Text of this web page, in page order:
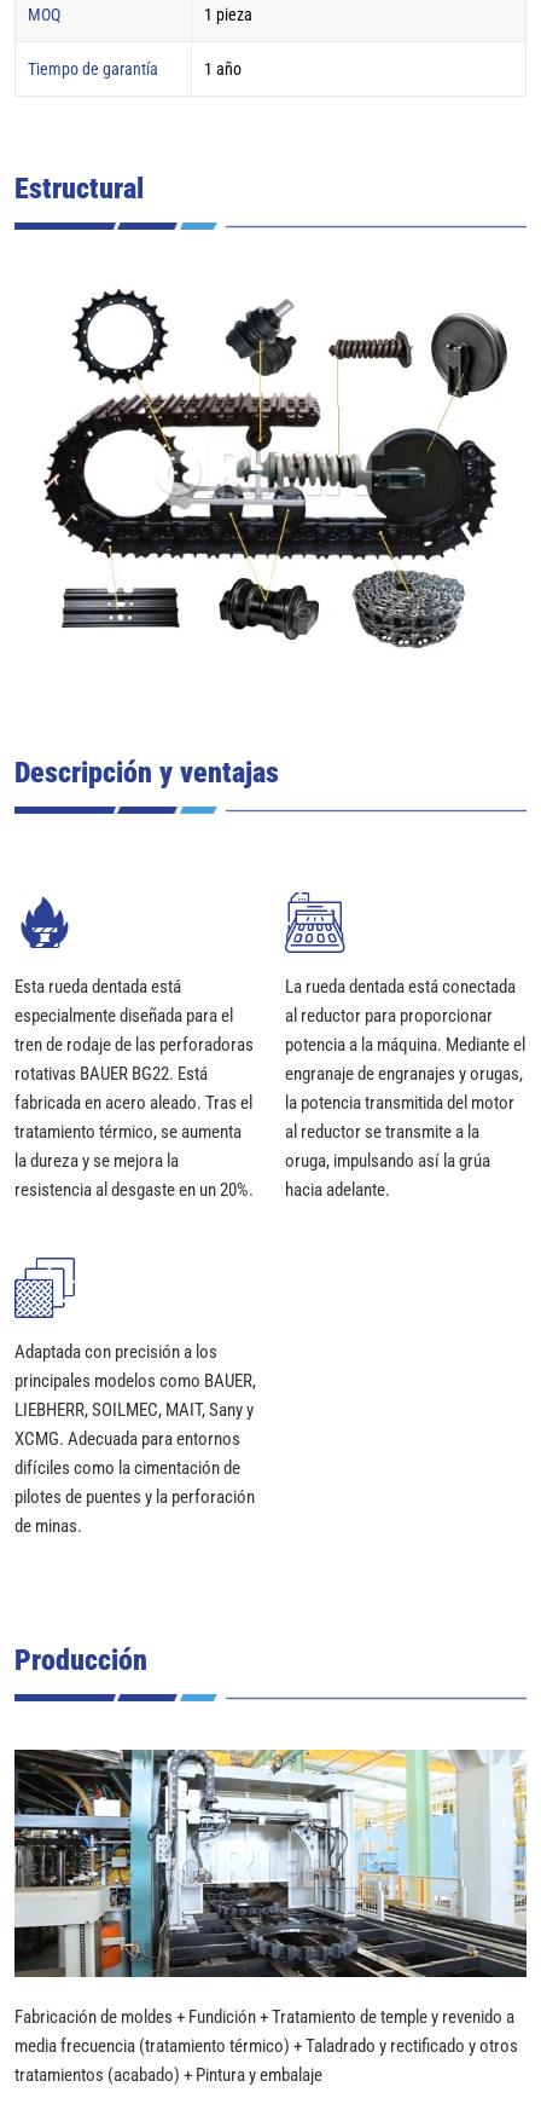
MOQ 1 pieza
Tiempo de garantía 1 año
Estructural
Descripción y ventajas
Esta rueda dentada está
especialmente diseñada para el
tren de rodaje de las perforadoras
rotativas BAUER BG22. Está
fabricada en acero aleado. Tras el
tratamiento térmico, se aumenta
la dureza y se mejora la
resistencia al desgaste en un 20%.
La rueda dentada está conectada
al reductor para proporcionar
potencia a la máquina. Mediante el
engranaje de engranajes y orugas,
la potencia transmitida del motor
al reductor se transmite a la
oruga, impulsando así la grúa
hacia adelante.
Adaptada con precisión a los
principales modelos como BAUER,
LIEBHERR, SOILMEC, MAIT, Sany y
XCMG. Adecuada para entornos
difíciles como la cimentación de
pilotes de puentes y la perforación
de minas.
Producción
Fabricación de moldes + Fundición + Tratamiento de temple y revenido a
media frecuencia (tratamiento térmico) + Taladrado y rectificado y otros
tratamientos (acabado) + Pintura y embalaje